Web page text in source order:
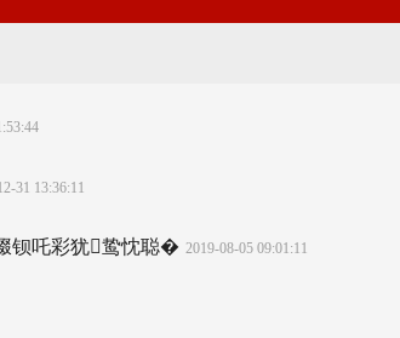
31 13:36:11
钡吒彩犹鸷忱聪� 2019-08-05 09:01:11